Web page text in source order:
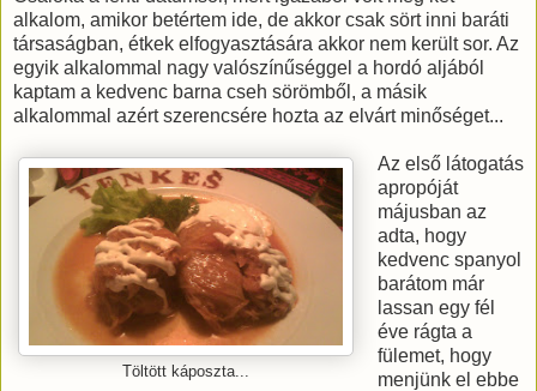
alkalom, amikor betértem ide, de akkor csak sört inni baráti
társaságban, étkek elfogyasztására akkor nem került sor. Az
egyik alkalommal nagy valószínűséggel a hordó aljából
kaptam a kedvenc barna cseh sörömből, a másik
alkalommal azért szerencsére hozta az elvárt minőséget...
Töltött káposzta...
Az első látogatás
apropóját
májusban az
adta, hogy
kedvenc spanyol
barátom már
lassan egy fél
éve rágta a
fülemet, hogy
menjünk el ebbe